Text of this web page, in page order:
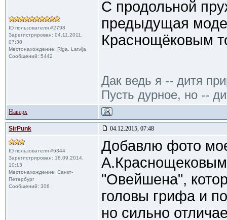
ID пользователя #2798
Зарегистрирован: 04.11.2011,
07:38
Местонахождение: Riga, Latvija
Сообщений: 5442
С продольной
предыдущая
Краснощёковым
Дак ведь я -- дитя
Пусть дурное, но --
Наверх
SirPunk 04.12.2015, 07:48
ID пользователя #6344
Зарегистрирован: 18.09.2014,
10:13
Местонахождение: Санкт-
Петербург
Сообщений: 306
Добавлю фото
А.Краснощековым
"Овейшена",
головы грифа и
но сильно